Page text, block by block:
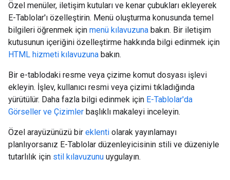
Özel menüler, iletişim kutuları ve kenar çubukları ekleyerek
E-Tablolar'ı özelleştirin. Menü oluşturma konusunda temel
bilgileri öğrenmek için menü kılavuzuna bakın. Bir iletişim
kutusunun içeriğini özelleştirme hakkında bilgi edinmek için
HTML hizmeti kılavuzuna bakın.
Bir e-tablodaki resme veya çizime komut dosyası işlevi
ekleyin. İşlev, kullanıcı resmi veya çizimi tıkladığında
yürütülür. Daha fazla bilgi edinmek için E-Tablolar'da
Görseller ve Çizimler başlıklı makaleyi inceleyin.
Özel arayüzünüzü bir eklenti olarak yayınlamayı
planlıyorsanız E-Tablolar düzenleyicisinin stili ve düzeniyle
tutarlılık için stil kılavuzunu uygulayın.